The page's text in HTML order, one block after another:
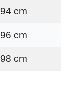
94 cm
96 cm
98 cm